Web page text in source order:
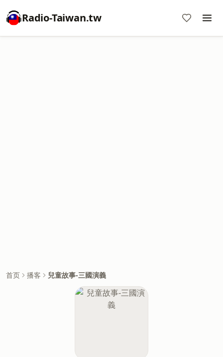
Radio-Taiwan.tw
首页 播客 兒童故事-三國演義